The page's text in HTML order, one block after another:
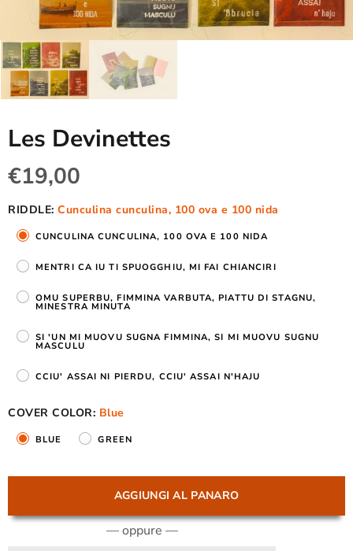
Les Devinettes
€19,00
RIDDLE: Cunculina cunculina, 100 ova e 100 nida
CUNCULINA CUNCULINA, 100 OVA E 100 NIDA
MENTRI CA IU TI SPUOGGHIU, MI FAI CHIANCIRI
OMU SUPERBU, FIMMINA VARBUTA, PIATTU DI STAGNU,
MINESTRA MINUTA
SI 'UN MI MUOVU SUGNA FIMMINA, SI MI MUOVU SUGNU
MASCULU
CCIU' ASSAI NI PIERDU, CCIU' ASSAI N'HAJU
COVER COLOR: Blue
BLUE GREEN
AGGIUNGI AL PANARO
— oppure —